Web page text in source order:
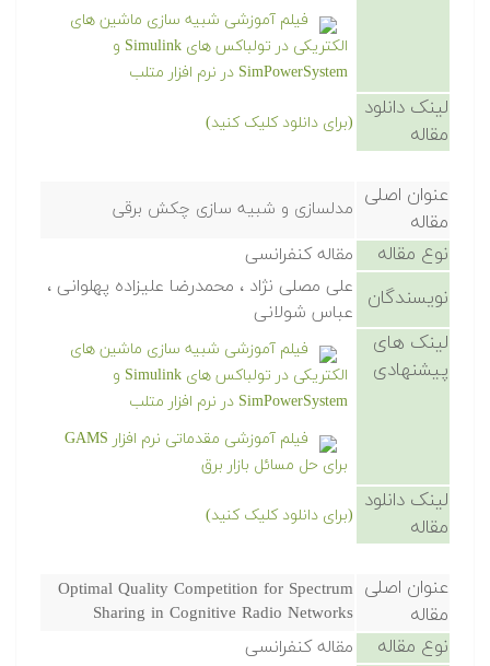
فیلم آموزشی شبیه سازی ماشین های
الکتریکی در تولباکس های Simulink و
SimPowerSystem در نرم افزار متلب
لینک دانلود
مقاله
(برای دانلود کلیک کنید)
عنوان اصلی
مقاله
مدلسازی و شبیه سازی چکش برقی
نوع مقاله مقاله کنفرانسی
نویسندگان
علی مصلی نژاد ، محمدرضا علیزاده پهلوانی ،
عباس شولانی
لینک های
پیشنهادی
فیلم آموزشی شبیه سازی ماشین های
الکتریکی در تولباکس های Simulink و
SimPowerSystem در نرم افزار متلب
فیلم آموزشی مقدماتی نرم افزار GAMS
برای حل مسائل بازار برق
لینک دانلود
مقاله
(برای دانلود کلیک کنید)
عنوان اصلی
مقاله
Optimal Quality Competition for Spectrum
Sharing in Cognitive Radio Networks
نوع مقاله مقاله کنفرانسی